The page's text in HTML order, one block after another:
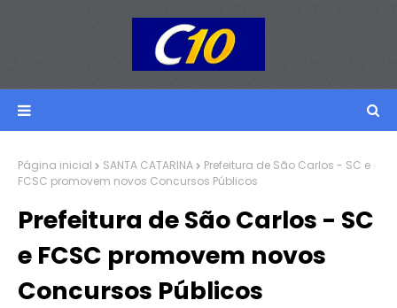
Página inicial SANTA CATARINA
Prefeitura de São Carlos - SC e
FCSC promovem novos Concursos Públicos
Prefeitura de São Carlos - SC
e FCSC promovem novos
Concursos Públicos